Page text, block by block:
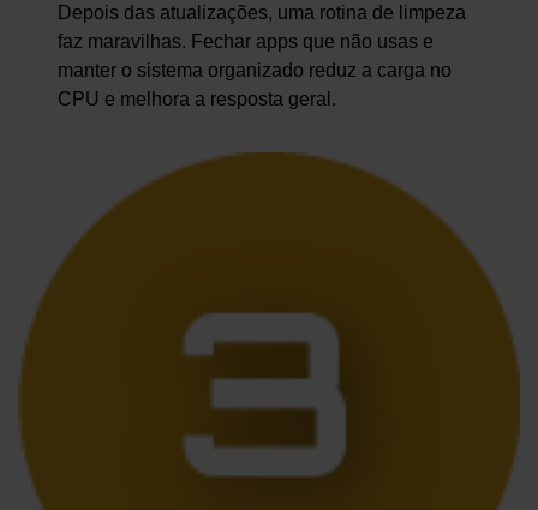
Depois das atualizações, uma rotina de limpeza
faz maravilhas. Fechar apps que não usas e
manter o sistema organizado reduz a carga no
CPU e melhora a resposta geral.